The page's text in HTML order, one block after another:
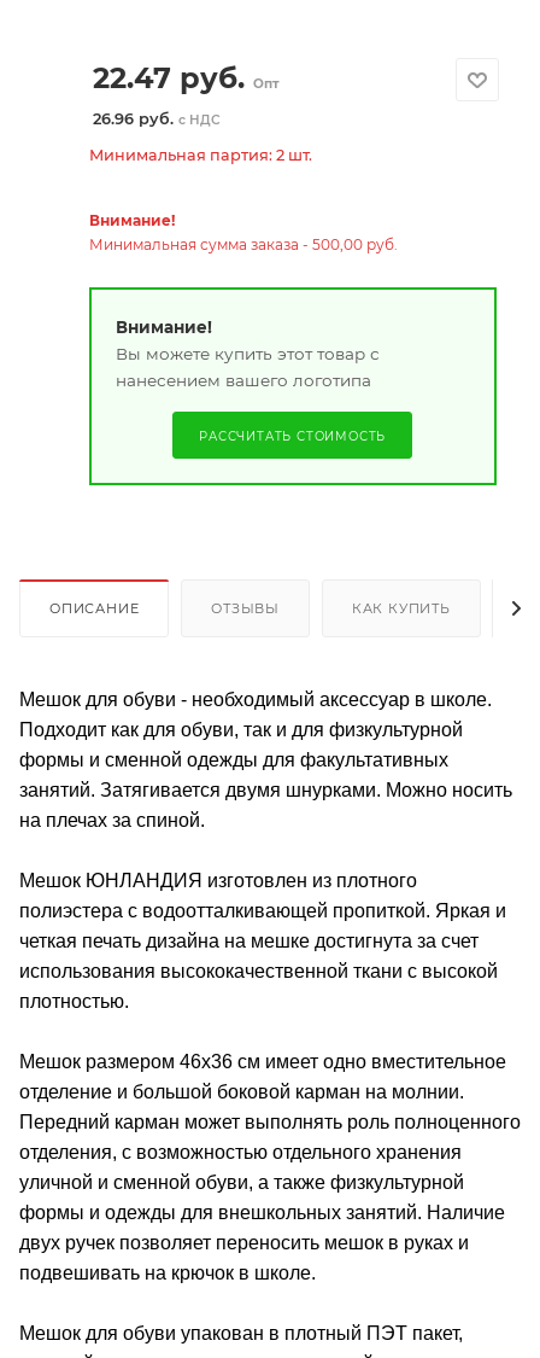
22.47 руб. Опт
26.96 руб. с НДС
Минимальная партия: 2 шт.
Внимание!
Минимальная сумма заказа - 500,00 руб.
Внимание!
Вы можете купить этот товар с
нанесением вашего логотипа
РАССЧИТАТЬ СТОИМОСТЬ
ОПИСАНИЕ ОТЗЫВЫ КАК КУПИТЬ
Мешок для обуви - необходимый аксессуар в школе.
Подходит как для обуви, так и для физкультурной
формы и сменной одежды для факультативных
занятий. Затягивается двумя шнурками. Можно носить
на плечах за спиной.
Мешок ЮНЛАНДИЯ изготовлен из плотного
полиэстера с водоотталкивающей пропиткой. Яркая и
четкая печать дизайна на мешке достигнута за счет
использования высококачественной ткани с высокой
плотностью.
Мешок размером 46х36 см имеет одно вместительное
отделение и большой боковой карман на молнии.
Передний карман может выполнять роль полноценного
отделения, с возможностью отдельного хранения
уличной и сменной обуви, а также физкультурной
формы и одежды для внешкольных занятий. Наличие
двух ручек позволяет переносить мешок в руках и
подвешивать на крючок в школе.
Мешок для обуви упакован в плотный ПЭТ пакет,